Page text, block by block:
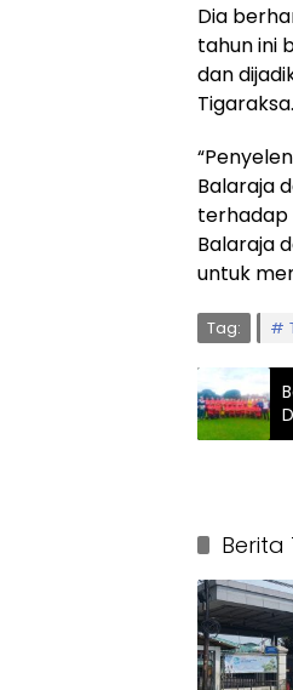
Dia
tahun ini
dan
Tigaraksa.
Balaraja
terhadap
Balaraja
untuk
Tag:
Berita